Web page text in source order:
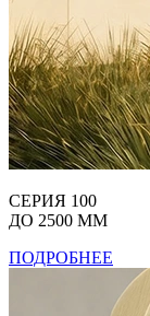
СЕРИЯ 100
ДО 2500 ММ
ПОДРОБНЕЕ